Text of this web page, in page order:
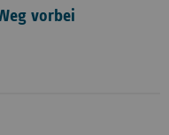
vorbei